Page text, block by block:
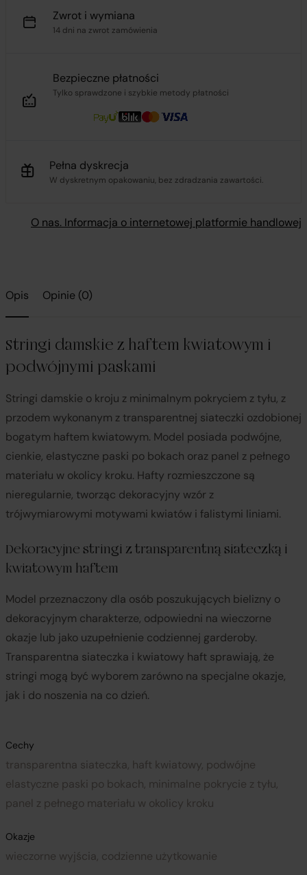
Zwrot i wymiana
14 dni na zwrot zamówienia
Bezpieczne płatności
Tylko sprawdzone i szybkie metody płatności
Pełna dyskrecja
W dyskretnym opakowaniu, bez zdradzania zawartości.
O nas. Informacja o internetowej platformie handlowej
Opis Opinie (0)
Stringi damskie z haftem kwiatowym i
podwójnymi paskami
Stringi damskie o kroju z minimalnym pokryciem z tyłu, z
przodem wykonanym z transparentnej siateczki ozdobionej
bogatym haftem kwiatowym. Model posiada podwójne,
cienkie, elastyczne paski po bokach oraz panel z pełnego
materiału w okolicy kroku. Hafty rozmieszczone są
nieregularnie, tworząc dekoracyjny wzór z
trójwymiarowymi motywami kwiatów i falistymi liniami.
Dekoracyjne stringi z transparentną siateczką i
kwiatowym haftem
Model przeznaczony dla osób poszukujących bielizny o
dekoracyjnym charakterze, odpowiedni na wieczorne
okazje lub jako uzupełnienie codziennej garderoby.
Transparentna siateczka i kwiatowy haft sprawiają, że
stringi mogą być wyborem zarówno na specjalne okazje,
jak i do noszenia na co dzień.
Cechy
transparentna siateczka, haft kwiatowy, podwójne
elastyczne paski po bokach, minimalne pokrycie z tyłu,
panel z pełnego materiału w okolicy kroku
Okazje
wieczorne wyjścia, codzienne użytkowanie